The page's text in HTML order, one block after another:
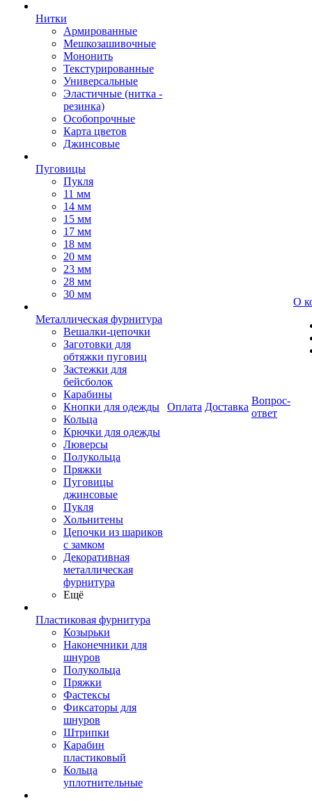
Нитки
Армированные
Мешкозашивочные
Мононить
Текстурированные
Универсальные
Эластичные (нитка -
резинка)
Особопрочные
Карта цветов
Джинсовые
Пуговицы
Пукля
11 мм
14 мм
15 мм
17 мм
18 мм
20 мм
23 мм
28 мм
30 мм
Металлическая фурнитура
Вешалки-цепочки
Заготовки для
обтяжки пуговиц
Застежки для
бейсболок
Карабины
Кнопки для одежды
Кольца
Крючки для одежды
Люверсы
Полукольца
Пряжки
Пуговицы
джинсовые
Пукля
Хольнитены
Цепочки из шариков
с замком
Декоративная
металлическая
фурнитура
Ещё
Пластиковая фурнитура
Козырьки
Наконечники для
шнуров
Полукольца
Пряжки
Фастексы
Фиксаторы для
шнуров
Штрипки
Карабин
пластиковый
Кольца
уплотнительные
Оплата Доставка
Вопрос-
ответ
О